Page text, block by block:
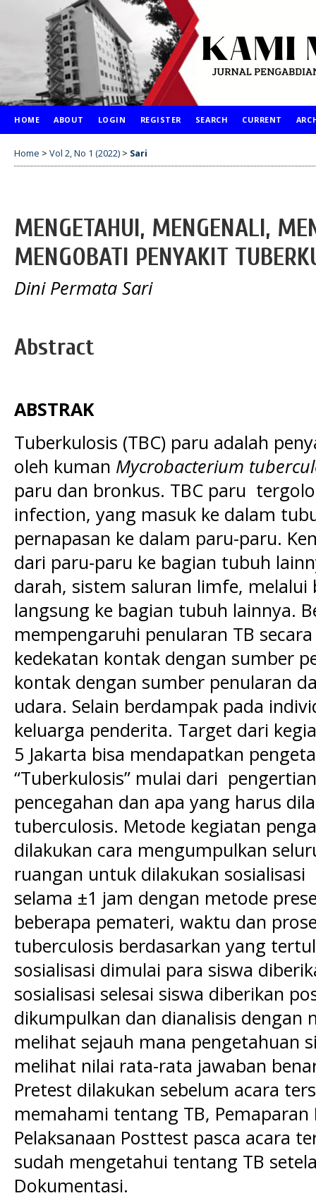
HOME ABOUT LOGIN REGISTER SEARCH CURRENT
Home > Vol 2, No 1 (2022) > Sari
MENGETAHUI, MENGENALI,
MENGOBATI PENYAKIT
Dini Permata Sari
Abstract
ABSTRAK
Tuberkulosis (TBC) paru adalah
oleh kuman Mycrobacterium
paru dan bronkus. TBC paru
infection, yang masuk ke dalam
pernapasan ke dalam paru-paru.
dari paru-paru ke bagian tubuh
darah, sistem saluran limfe,
langsung ke bagian tubuh lainnya.
mempengaruhi penularan TB
kedekatan kontak dengan sumber
kontak dengan sumber penularan
udara. Selain berdampak pada
keluarga penderita. Target dari
5 Jakarta bisa mendapatkan
“Tuberkulosis” mulai dari
pencegahan dan apa yang harus
tuberculosis. Metode kegiatan
dilakukan cara mengumpulkan
ruangan untuk dilakukan
selama ±1 jam dengan metode
beberapa pemateri, waktu dan
tuberculosis berdasarkan yang
sosialisasi dimulai para siswa
sosialisasi selesai siswa diberikan
dikumpulkan dan dianalisis dengan
melihat sejauh mana pengetahuan
melihat nilai rata-rata jawaban
Pretest dilakukan sebelum acara
memahami tentang TB, Pemaparan
Pelaksanaan Posttest pasca acara
sudah mengetahui tentang TB
Dokumentasi.